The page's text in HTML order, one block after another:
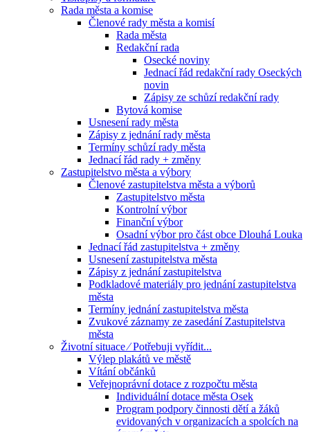
Rada města a komise
Členové rady města a komisí
Rada města
Redakční rada
Osecké noviny
Jednací řád redakční rady Oseckých
novin
Zápisy ze schůzí redakční rady
Bytová komise
Usnesení rady města
Zápisy z jednání rady města
Termíny schůzí rady města
Jednací řád rady + změny
Zastupitelstvo města a výbory
Členové zastupitelstva města a výborů
Zastupitelstvo města
Kontrolní výbor
Finanční výbor
Osadní výbor pro část obce Dlouhá Louka
Jednací řád zastupitelstva + změny
Usnesení zastupitelstva města
Zápisy z jednání zastupitelstva
Podkladové materiály pro jednání zastupitelstva
města
Termíny jednání zastupitelstva města
Zvukové záznamy ze zasedání Zastupitelstva
města
Životní situace ⁄ Potřebuji vyřídit...
Výlep plakátů ve městě
Vítání občánků
Veřejnoprávní dotace z rozpočtu města
Individuální dotace města Osek
Program podpory činnosti dětí a žáků
evidovaných v organizacích a spolcích na